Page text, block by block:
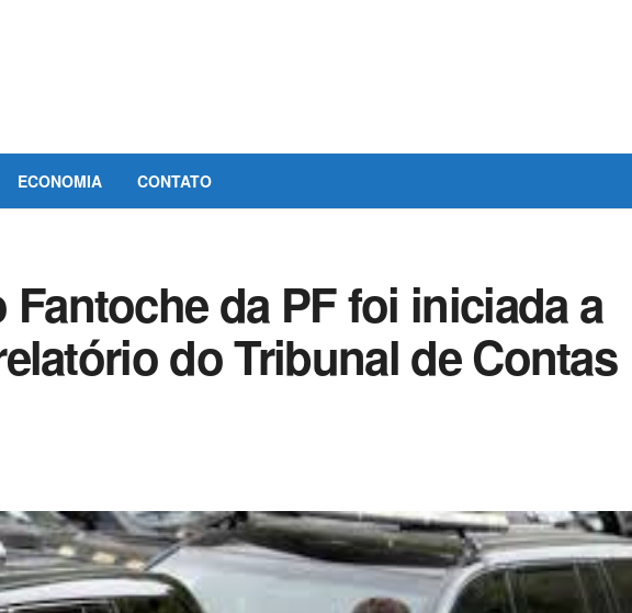
ECONOMIA CONTATO
Fantoche da PF foi iniciada a
do Tribunal de Contas